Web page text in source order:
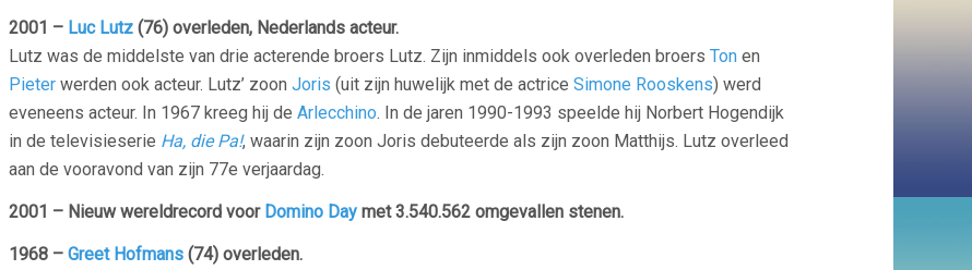
2001 – Luc Lutz (76) overleden, Nederlands acteur.
Lutz was de middelste van drie acterende broers Lutz. Zijn inmiddels ook overleden broers Ton en
Pieter werden ook acteur. Lutz’ zoon Joris (uit zijn huwelijk met de actrice Simone Rooskens) werd
eveneens acteur. In 1967 kreeg hij de Arlecchino. In de jaren 1990-1993 speelde hij Norbert Hogendijk
in de televisieserie Ha, die Pa!, waarin zijn zoon Joris debuteerde als zijn zoon Matthijs. Lutz overleed
aan de vooravond van zijn 77e verjaardag.
2001 – Nieuw wereldrecord voor Domino Day met 3.540.562 omgevallen stenen.
1968 – Greet Hofmans (74) overleden.